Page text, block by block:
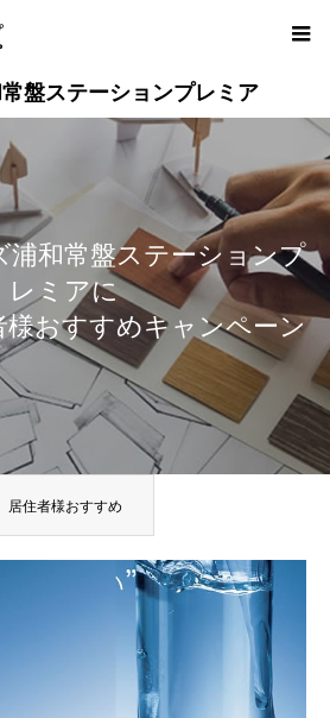
盤ステーションプレミア
浦和常盤ステーションプ
レミアに
様おすすめキャンペーン
居住者様おすすめ